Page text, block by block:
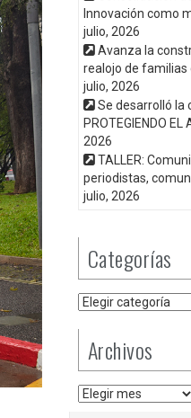
Innovación como
julio, 2026
Avanza la
realojo de
julio, 2026
Se desarrolló la
PROTEGIENDO EL
2026
TALLER:
periodistas,
julio, 2026
Categorías
Categorías
Archivos
Archivos